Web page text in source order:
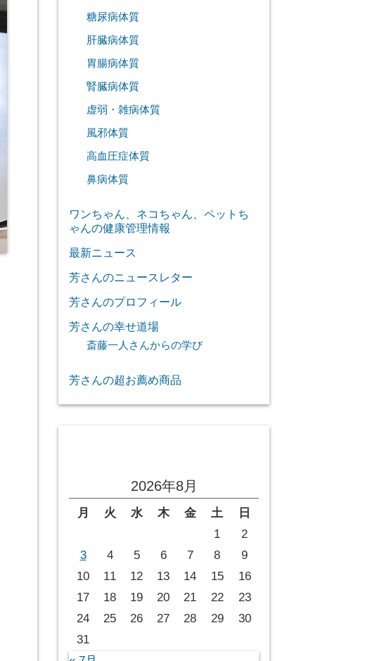
糖尿病体質
肝臓病体質
胃腸病体質
腎臓病体質
虚弱・雑病体質
風邪体質
高血圧症体質
鼻病体質
ワンちゃん、ネコちゃん、ペットち
ゃんの健康管理情報
最新ニュース
芳さんのニュースレター
芳さんのプロフィール
芳さんの幸せ道場
斎藤一人さんからの学び
芳さんの超お薦め商品
2026年8月
月 火 水 木 金 土
日
1
2
3
4 5 6 7 8
9
10
11 12 13 14 15
16
17
18 19 20 21 22
23
24
25 26 27 28 29
30
31